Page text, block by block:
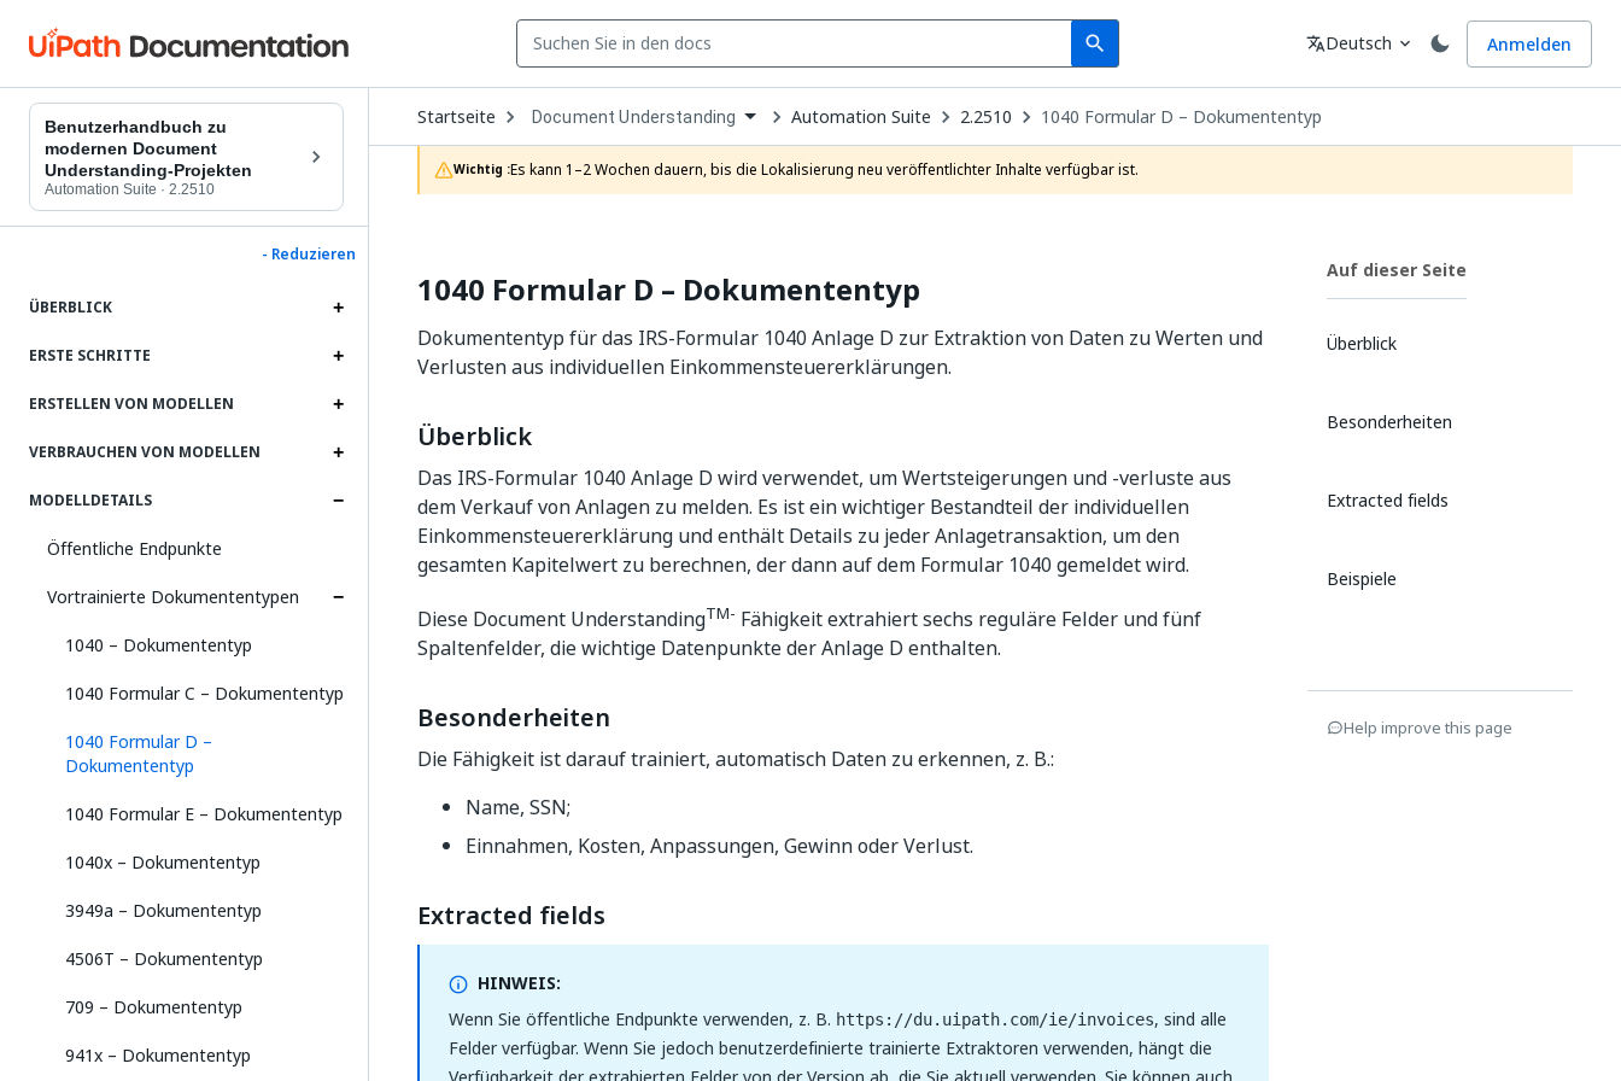
search
Search Sprache
translateDeutsch expand_more Anmelden
Benutzerhandbuch zu
modernen Document
Understanding-Projekten
Automation Suite · 2.2510
- Reduzieren
ÜBERBLICK
ERSTE SCHRITTE
ERSTELLEN VON MODELLEN
VERBRAUCHEN VON MODELLEN
MODELLDETAILS
Öffentliche Endpunkte
Vortrainierte Dokumententypen
1040 – Dokumententyp
1040 Formular C – Dokumententyp
1040 Formular D –
Dokumententyp
1040 Formular E – Dokumententyp
1040x – Dokumententyp
3949a – Dokumententyp
4506T – Dokumententyp
709 – Dokumententyp
941x – Dokumententyp
Startseite Open
Dropdown
to
choose
product
Document Understanding Automation Suite 2.2510 1040 Formular D – Dokumententyp
Wichtig :Es kann 1–2 Wochen dauern, bis die Lokalisierung neu veröffentlichter Inhalte verfügbar ist.
1040 Formular D – Dokumententyp
Dokumententyp für das IRS-Formular 1040 Anlage D zur Extraktion von Daten zu Werten und
Verlusten aus individuellen Einkommensteuererklärungen.
Überblick
Das IRS-Formular 1040 Anlage D wird verwendet, um Wertsteigerungen und -verluste aus
dem Verkauf von Anlagen zu melden. Es ist ein wichtiger Bestandteil der individuellen
Einkommensteuererklärung und enthält Details zu jeder Anlagetransaktion, um den
gesamten Kapitelwert zu berechnen, der dann auf dem Formular 1040 gemeldet wird.
Diese Document UnderstandingTM- Fähigkeit extrahiert sechs reguläre Felder und fünf
Spaltenfelder, die wichtige Datenpunkte der Anlage D enthalten.
Besonderheiten
Die Fähigkeit ist darauf trainiert, automatisch Daten zu erkennen, z. B.:
Name, SSN;
Einnahmen, Kosten, Anpassungen, Gewinn oder Verlust.
Extracted fields
HINWEIS:
Wenn Sie öffentliche Endpunkte verwenden, z. B. https://du.uipath.com/ie/invoices, sind alle
Felder verfügbar. Wenn Sie jedoch benutzerdefinierte trainierte Extraktoren verwenden, hängt die
Auf dieser Seite
Überblick
Besonderheiten
Extracted fields
Beispiele
Help improve this page